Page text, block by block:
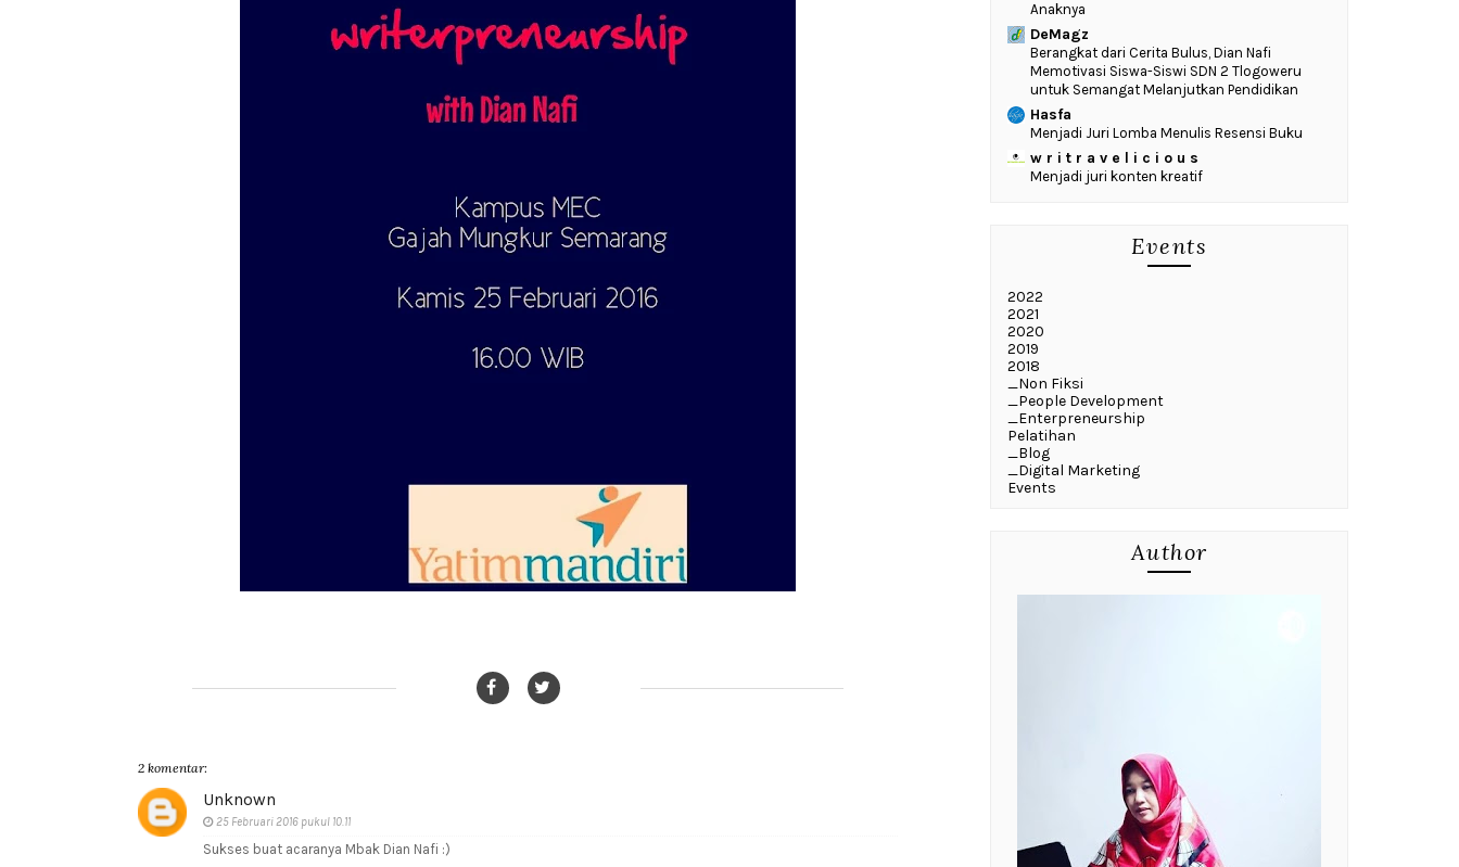
2 komentar:
Unknown
25 Februari 2016 pukul 10.11
Sukses buat acaranya Mbak Dian Nafi :)
Anaknya
DeMagz
‎Berangkat dari Cerita Bulus, Dian Nafi
Memotivasi Siswa-Siswi SDN 2 Tlogoweru
untuk Semangat Melanjutkan Pendidikan
Hasfa
Menjadi Juri Lomba Menulis Resensi Buku
w r i t r a v e l i c i o u s
Menjadi juri konten kreatif
Events
2022
2021
2020
2019
2018
_Non Fiksi
_People Development
_Enterpreneurship
Pelatihan
_Blog
_Digital Marketing
Events
Author